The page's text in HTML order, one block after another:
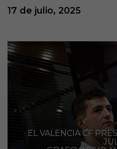
17 de julio, 2025
EL VALENCIA CF